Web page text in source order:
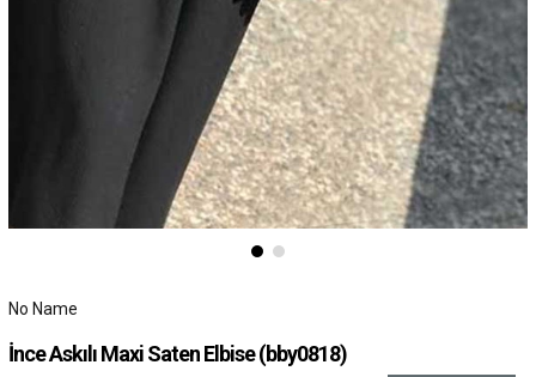
No Name
İnce Askılı Maxi Saten Elbise(bby0818)